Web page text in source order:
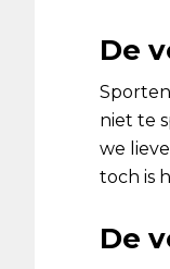
De
niet te
we
toch is
De